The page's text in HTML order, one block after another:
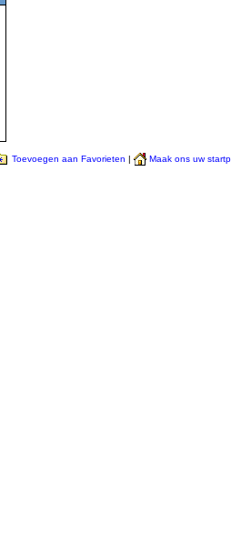
Toevoegen aan Favorieten | Maak ons uw